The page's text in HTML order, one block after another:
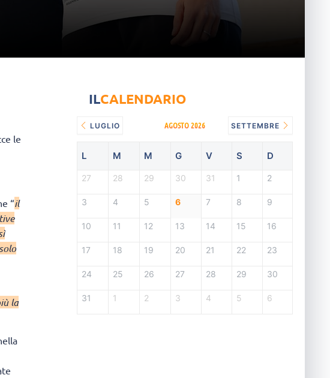
le
“il
la
ILCALENDARIO
LUGLIO AGOSTO 2026 SETTEMBRE
L M M G V S D
27 28 29 30 31 1 2
3 4 5 6 7 8 9
10 11 12 13 14 15 16
17 18 19 20 21 22 23
24 25 26 27 28 29 30
31 1 2 3 4 5 6